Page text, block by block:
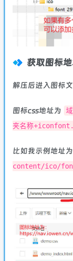
获取图标
解压后进入图标
图标css地址为
夹名称
比如我示例地址为
content/ico/